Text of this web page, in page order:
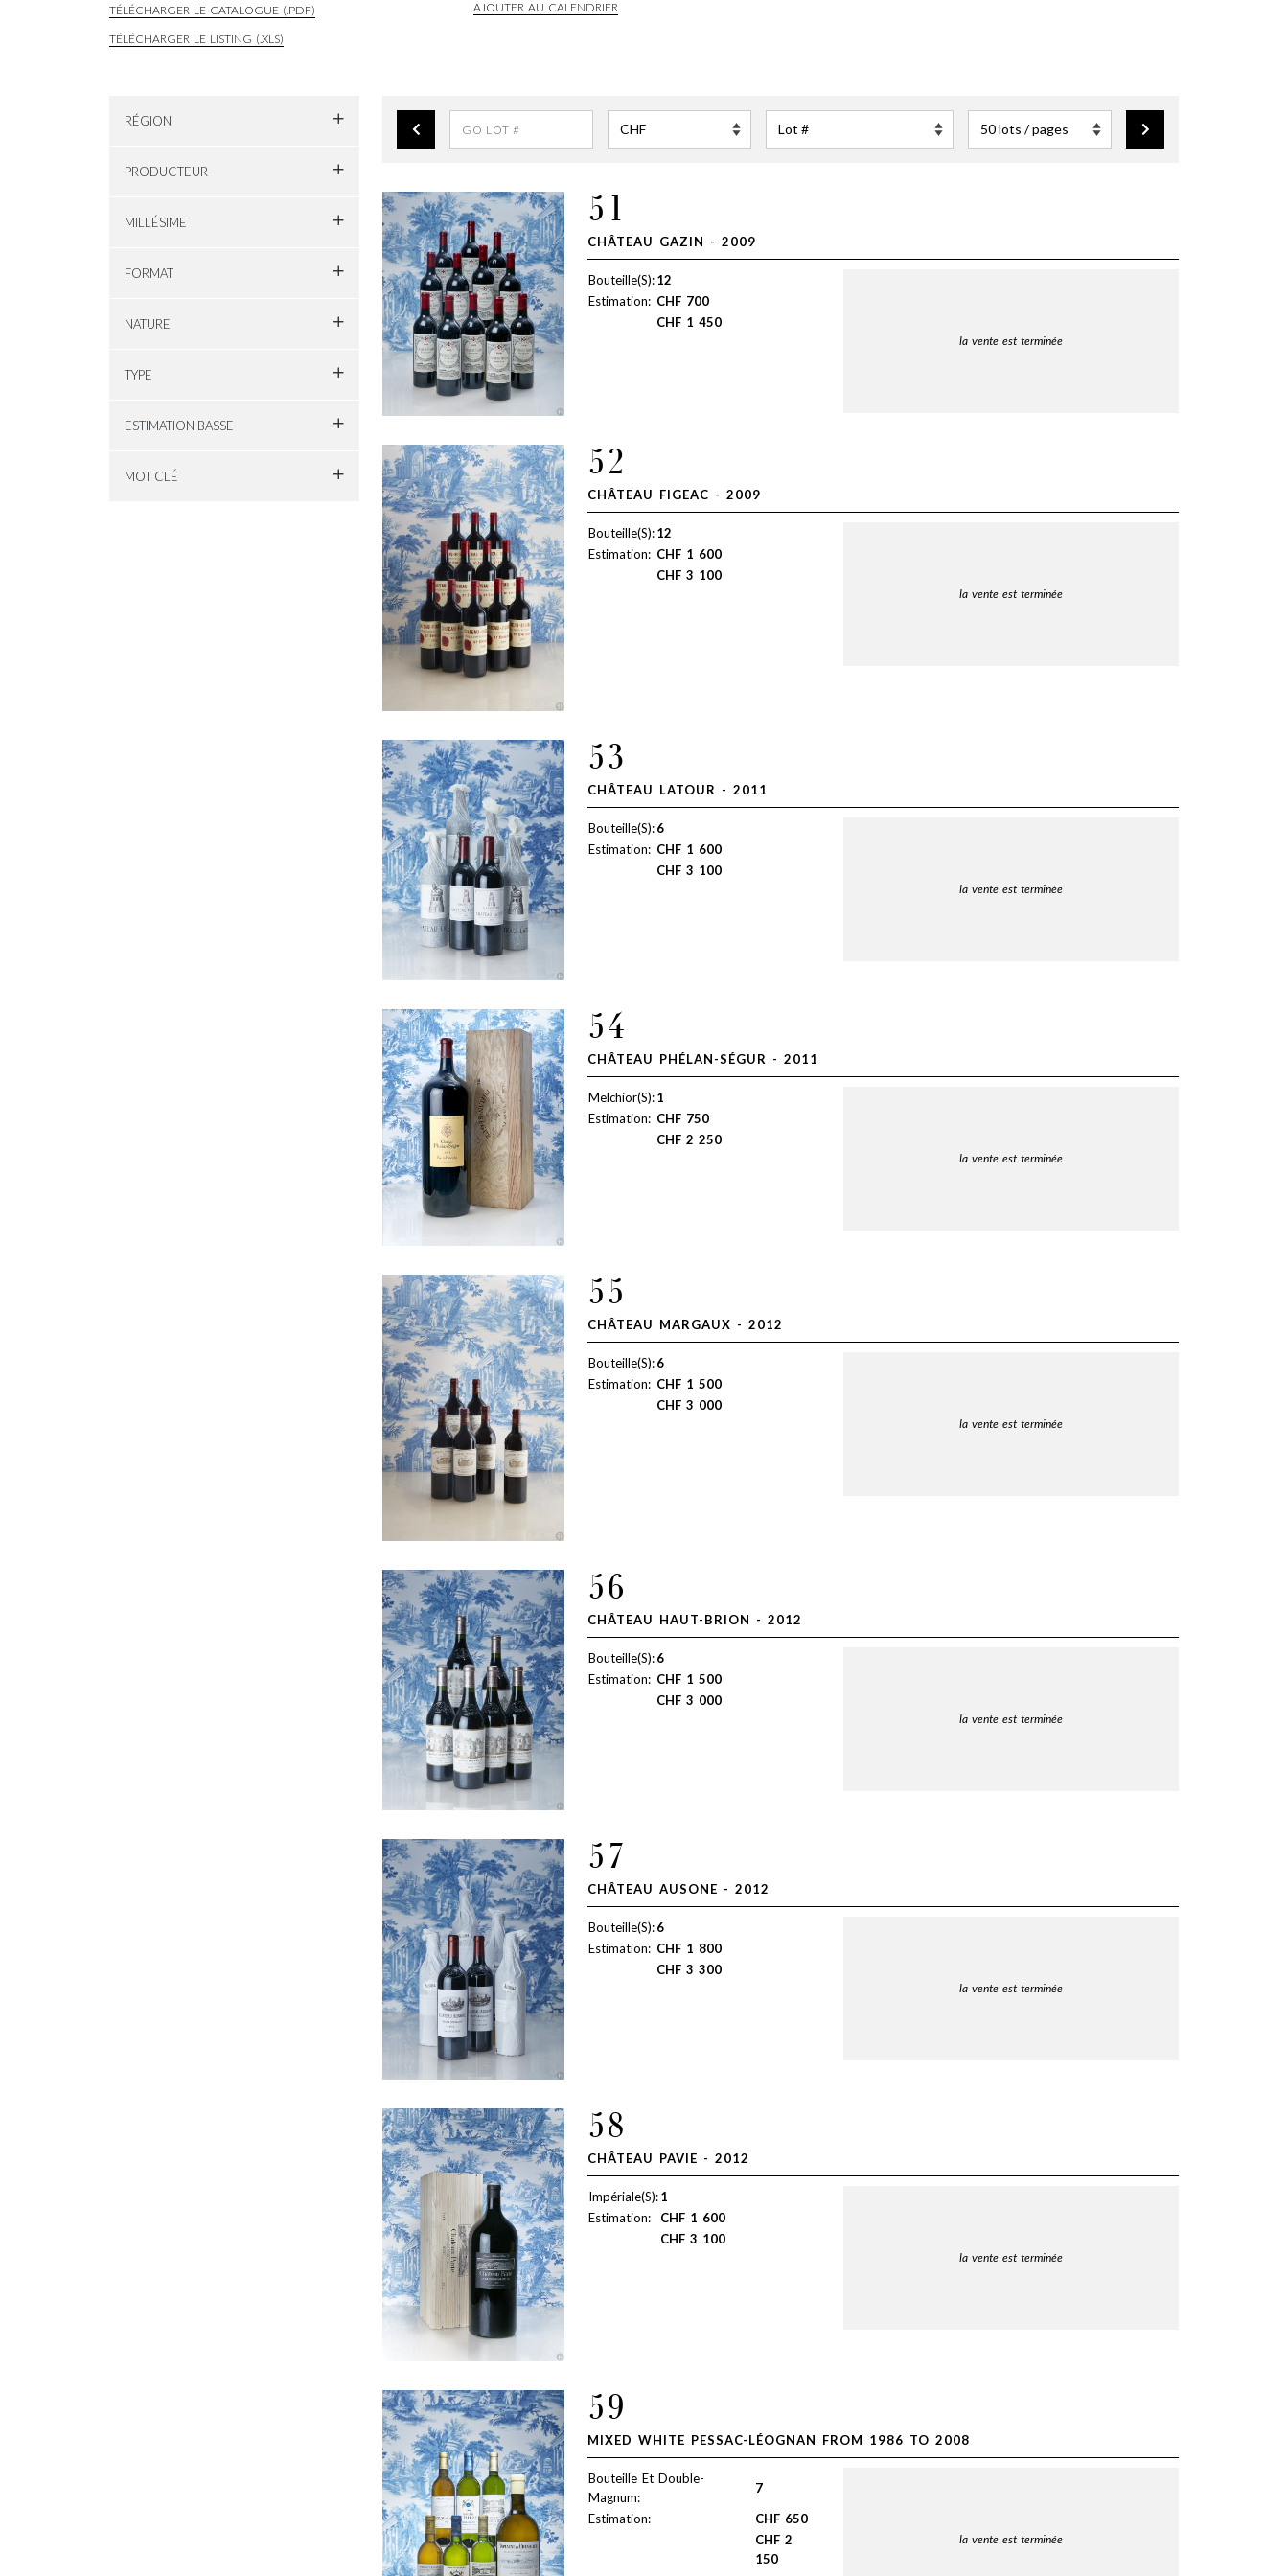
TÉLÉCHARGER LE CATALOGUE (.PDF)
TÉLÉCHARGER LE LISTING (.XLS)
AJOUTER AU CALENDRIER
RÉGION
PRODUCTEUR
MILLÉSIME
FORMAT
NATURE
TYPE
ESTIMATION BASSE
MOT CLÉ
51
CHÂTEAU GAZIN - 2009
Bouteille(S): 12
Estimation: CHF 700
CHF 1 450
la vente est terminée
52
CHÂTEAU FIGEAC - 2009
Bouteille(S): 12
Estimation: CHF 1 600
CHF 3 100
la vente est terminée
53
CHÂTEAU LATOUR - 2011
Bouteille(S): 6
Estimation: CHF 1 600
CHF 3 100
la vente est terminée
54
CHÂTEAU PHÉLAN-SÉGUR - 2011
Melchior(S): 1
Estimation: CHF 750
CHF 2 250
la vente est terminée
55
CHÂTEAU MARGAUX - 2012
Bouteille(S): 6
Estimation: CHF 1 500
CHF 3 000
la vente est terminée
56
CHÂTEAU HAUT-BRION - 2012
Bouteille(S): 6
Estimation: CHF 1 500
CHF 3 000
la vente est terminée
57
CHÂTEAU AUSONE - 2012
Bouteille(S): 6
Estimation: CHF 1 800
CHF 3 300
la vente est terminée
58
CHÂTEAU PAVIE - 2012
Impériale(S): 1
Estimation:
CHF 1 600
CHF 3 100
la vente est terminée
59
MIXED WHITE PESSAC-LÉOGNAN FROM 1986 TO 2008
Bouteille Et Double-
Magnum:
7
Estimation:
CHF 650
CHF 2
150
la vente est terminée